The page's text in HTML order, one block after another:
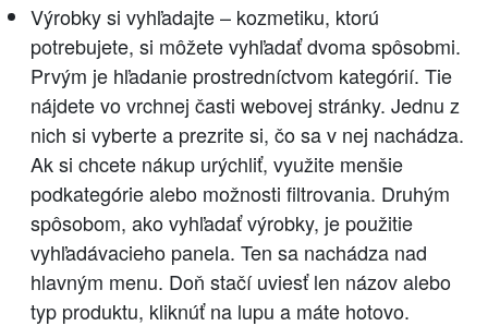
Výrobky si vyhľadajte – kozmetiku, ktorú
potrebujete, si môžete vyhľadať dvoma spôsobmi.
Prvým je hľadanie prostredníctvom kategórií. Tie
nájdete vo vrchnej časti webovej stránky. Jednu z
nich si vyberte a prezrite si, čo sa v nej nachádza.
Ak si chcete nákup urýchliť, využite menšie
podkategórie alebo možnosti filtrovania. Druhým
spôsobom, ako vyhľadať výrobky, je použitie
vyhľadávacieho panela. Ten sa nachádza nad
hlavným menu. Doň stačí uviesť len názov alebo
typ produktu, kliknúť na lupu a máte hotovo.